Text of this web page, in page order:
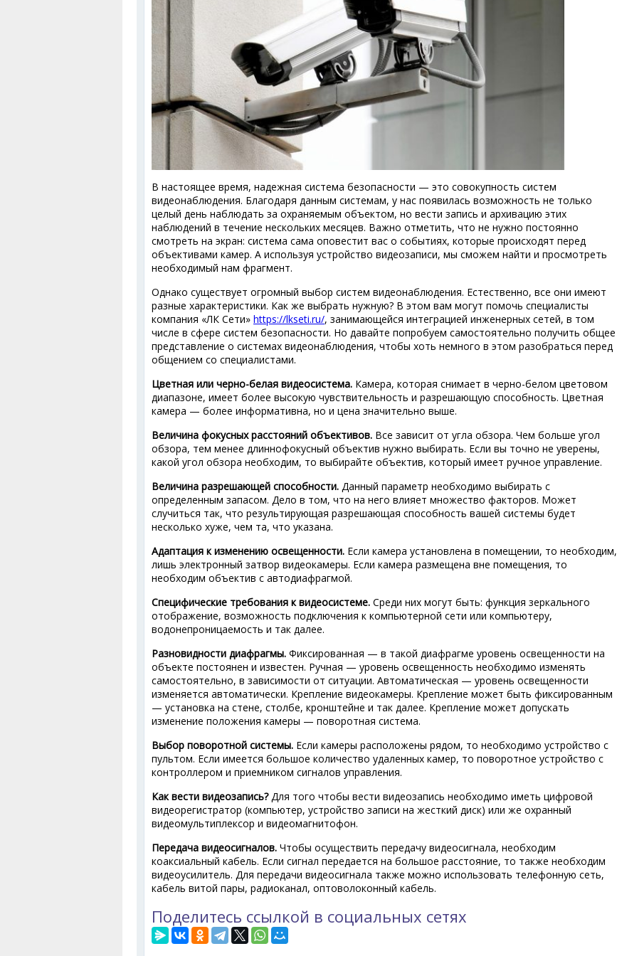
В настоящее время, надежная система безопасности — это совокупность систем
видеонаблюдения. Благодаря данным системам, у нас появилась возможность не только
целый день наблюдать за охраняемым объектом, но вести запись и архивацию этих
наблюдений в течение нескольких месяцев. Важно отметить, что не нужно постоянно
смотреть на экран: система сама оповестит вас о событиях, которые происходят перед
объективами камер. А используя устройство видеозаписи, мы сможем найти и просмотреть
необходимый нам фрагмент.
Однако существует огромный выбор систем видеонаблюдения. Естественно, все они имеют
разные характеристики. Как же выбрать нужную? В этом вам могут помочь специалисты
компания «ЛК Сети» https://lkseti.ru/, занимающейся интеграцией инженерных сетей, в том
числе в сфере систем безопасности. Но давайте попробуем самостоятельно получить общее
представление о системах видеонаблюдения, чтобы хоть немного в этом разобраться перед
общением со специалистами.
Цветная или черно-белая видеосистема. Камера, которая снимает в черно-белом цветовом
диапазоне, имеет более высокую чувствительность и разрешающую способность. Цветная
камера — более информативна, но и цена значительно выше.
Величина фокусных расстояний объективов. Все зависит от угла обзора. Чем больше угол
обзора, тем менее длиннофокусный объектив нужно выбирать. Если вы точно не уверены,
какой угол обзора необходим, то выбирайте объектив, который имеет ручное управление.
Величина разрешающей способности. Данный параметр необходимо выбирать с
определенным запасом. Дело в том, что на него влияет множество факторов. Может
случиться так, что результирующая разрешающая способность вашей системы будет
несколько хуже, чем та, что указана.
Адаптация к изменению освещенности. Если камера установлена в помещении, то необходим,
лишь электронный затвор видеокамеры. Если камера размещена вне помещения, то
необходим объектив с автодиафрагмой.
Специфические требования к видеосистеме. Среди них могут быть: функция зеркального
отображение, возможность подключения к компьютерной сети или компьютеру,
водонепроницаемость и так далее.
Разновидности диафрагмы. Фиксированная — в такой диафрагме уровень освещенности на
объекте постоянен и известен. Ручная — уровень освещенность необходимо изменять
самостоятельно, в зависимости от ситуации. Автоматическая — уровень освещенности
изменяется автоматически. Крепление видеокамеры. Крепление может быть фиксированным
— установка на стене, столбе, кронштейне и так далее. Крепление может допускать
изменение положения камеры — поворотная система.
Выбор поворотной системы. Если камеры расположены рядом, то необходимо устройство с
пультом. Если имеется большое количество удаленных камер, то поворотное устройство с
контроллером и приемником сигналов управления.
Как вести видеозапись?Для того чтобы вести видеозапись необходимо иметь цифровой
видеорегистратор (компьютер, устройство записи на жесткий диск) или же охранный
видеомультиплексор и видеомагнитофон.
Передача видеосигналов. Чтобы осуществить передачу видеосигнала, необходим
коаксиальный кабель. Если сигнал передается на большое расстояние, то также необходим
видеоусилитель. Для передачи видеосигнала также можно использовать телефонную сеть,
кабель витой пары, радиоканал, оптоволоконный кабель.
Поделитесь ссылкой в социальных сетях